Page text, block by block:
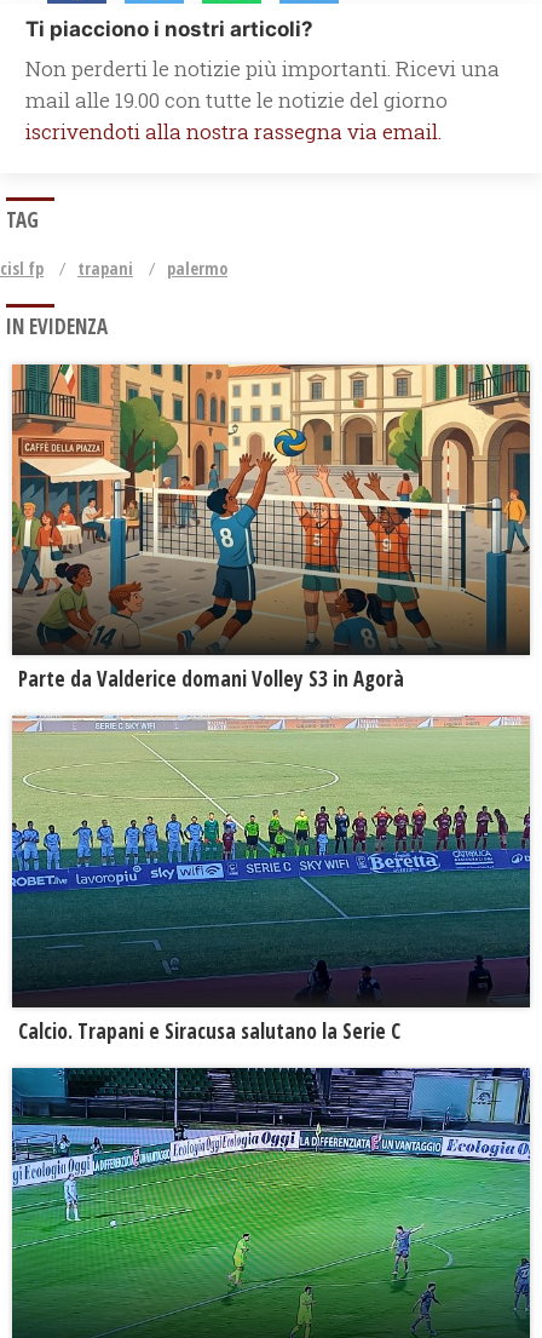
Ti piacciono i nostri articoli?
Non perderti le notizie più importanti. Ricevi una
mail alle 19.00 con tutte le notizie del giorno
iscrivendoti alla nostra rassegna via email.
TAG
cisl fp trapani palermo
IN EVIDENZA
Parte da Valderice domani Volley S3 in Agorà
Calcio. Trapani e Siracusa salutano la Serie C